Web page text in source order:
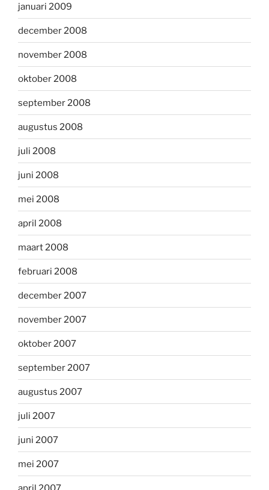
januari 2009
december 2008
november 2008
oktober 2008
september 2008
augustus 2008
juli 2008
juni 2008
mei 2008
april 2008
maart 2008
februari 2008
december 2007
november 2007
oktober 2007
september 2007
augustus 2007
juli 2007
juni 2007
mei 2007